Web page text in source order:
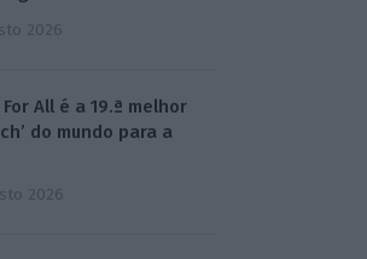
2026
For All é a 19.ª melhor
do mundo para a
2026